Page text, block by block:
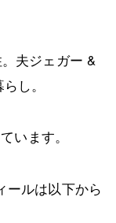
夫ジェガー &
し。
います。
ールは以下から